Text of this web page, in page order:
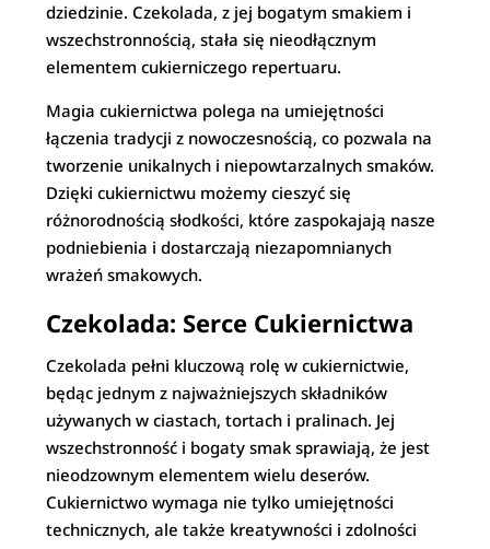
dziedzinie. Czekolada, z jej bogatym smakiem i
wszechstronnością, stała się nieodłącznym
elementem cukierniczego repertuaru.
Magia cukiernictwa polega na umiejętności
łączenia tradycji z nowoczesnością, co pozwala na
tworzenie unikalnych i niepowtarzalnych smaków.
Dzięki cukiernictwu możemy cieszyć się
różnorodnością słodkości, które zaspokajają nasze
podniebienia i dostarczają niezapomnianych
wrażeń smakowych.
Czekolada: Serce Cukiernictwa
Czekolada pełni kluczową rolę w cukiernictwie,
będąc jednym z najważniejszych składników
używanych w ciastach, tortach i pralinach. Jej
wszechstronność i bogaty smak sprawiają, że jest
nieodzownym elementem wielu deserów.
Cukiernictwo wymaga nie tylko umiejętności
technicznych, ale także kreatywności i zdolności